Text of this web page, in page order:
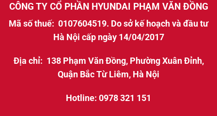
CÔNG TY CỔ PHẦN HYUNDAI PHẠM VĂN ĐỒNG
Mã số thuế: 0107604519. Do sở kế hoạch và đầu tư
Hà Nội cấp ngày 14/04/2017
Địa chỉ: 138 Phạm Văn Đồng, Phường Xuân Đỉnh,
Quận Bắc Từ Liêm, Hà Nội
Hotline: 0978 321 151